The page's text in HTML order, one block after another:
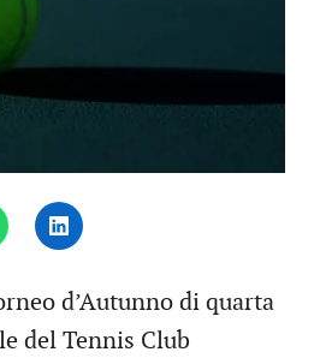
d’Autunno di quarta
del Tennis Club